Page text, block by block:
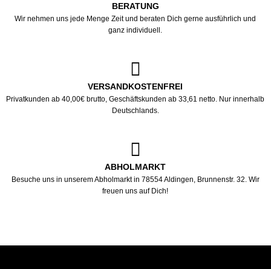
BERATUNG
Wir nehmen uns jede Menge Zeit und beraten Dich gerne ausführlich und
ganz individuell.
VERSANDKOSTENFREI
Privatkunden ab 40,00€ brutto, Geschäftskunden ab 33,61 netto. Nur innerhalb
Deutschlands.
ABHOLMARKT
Besuche uns in unserem Abholmarkt in 78554 Aldingen, Brunnenstr. 32. Wir
freuen uns auf Dich!